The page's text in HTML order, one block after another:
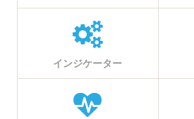
インジケーター